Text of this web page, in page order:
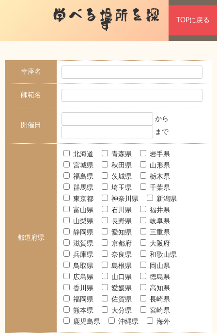
学べる場所を探
す TOPに戻る
幸座名
師範名
開催日
から
まで
都道府県
北海道 青森県
岩手県
宮城県
秋田県
山形県
福島県
茨城県
栃木県
群馬県
埼玉県
千葉県
東京都
神奈川県
新潟県
富山県
石川県
福井県
山梨県
長野県
岐阜県
静岡県
愛知県
三重県
滋賀県
京都府
大阪府
兵庫県
奈良県
和歌山県
鳥取県
島根県
岡山県
広島県
山口県
徳島県
香川県
愛媛県
高知県
福岡県
佐賀県
長崎県
熊本県
大分県
宮崎県
鹿児島県
沖縄県 海外